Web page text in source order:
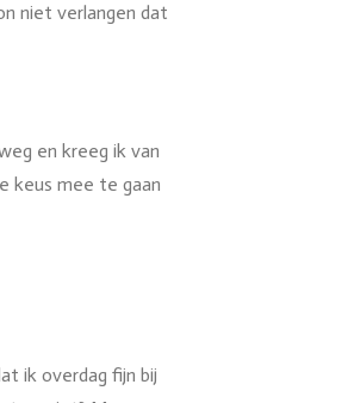
niet verlangen dat
en kreeg ik van
keus mee te gaan
ik overdag fijn bij